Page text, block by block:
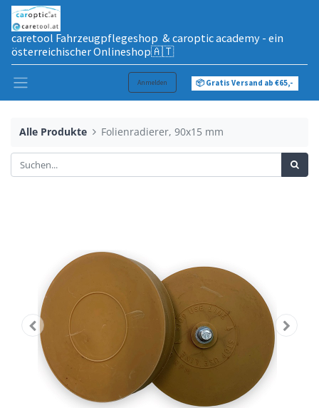
caretool Fahrzeugpflegeshop & caroptic academy - ein
österreichischer Onlineshop🇦🇹
Anmelden 📦 Gratis Versand ab €65,-
Alle Produkte Folienradierer, 90x15 mm